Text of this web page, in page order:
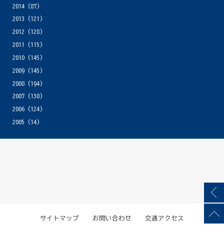
2014(87)
2013 (121)
2012 (128)
2011
(115)
2010(145)
2009(145)
2008(194)
2007(130)
2006(124)
2005 (14)
サイトマップ お問い合わせ 交通アクセス